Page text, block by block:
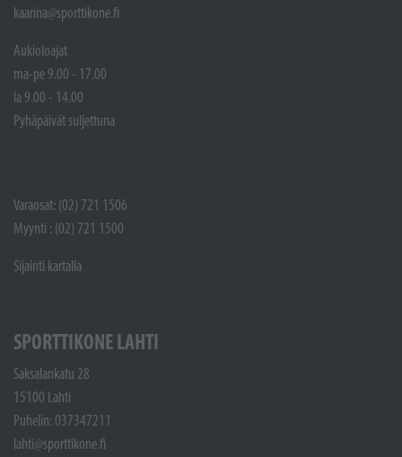
kaarina@sporttikone.fi
Aukioloajat
ma-pe 9.00 - 17.00
la 9.00 - 14.00
Pyhäpäivät suljettuna
Varaosat: (02) 721 1506
Myynti : (02) 721 1500
Sijainti kartalla
SPORTTIKONE LAHTI
Saksalankatu 28
15100 Lahti
Puhelin: 037347211
lahti@sporttikone.fi